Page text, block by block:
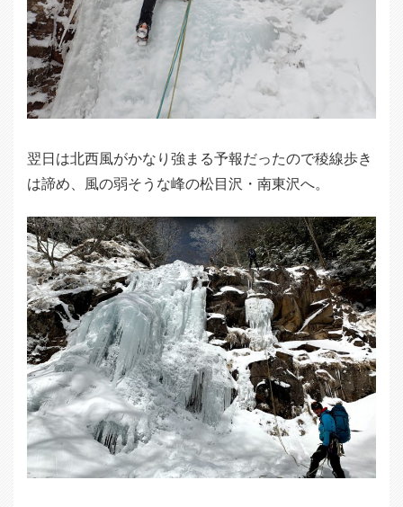
翌日は北西風がかなり強まる予報だったので稜線歩き
は諦め、風の弱そうな峰の松目沢・南東沢へ。